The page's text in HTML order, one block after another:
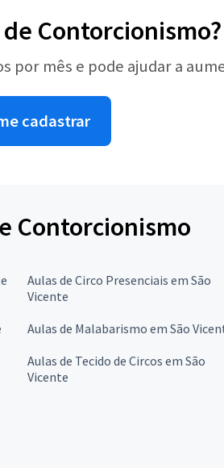
Contorcionismo?
por mês e pode ajudar a
cadastrar
Contorcionismo
Aulas de Circo Presenciais em São
Vicente
Aulas de Malabarismo em São
Aulas de Tecido de Circos em São
Vicente